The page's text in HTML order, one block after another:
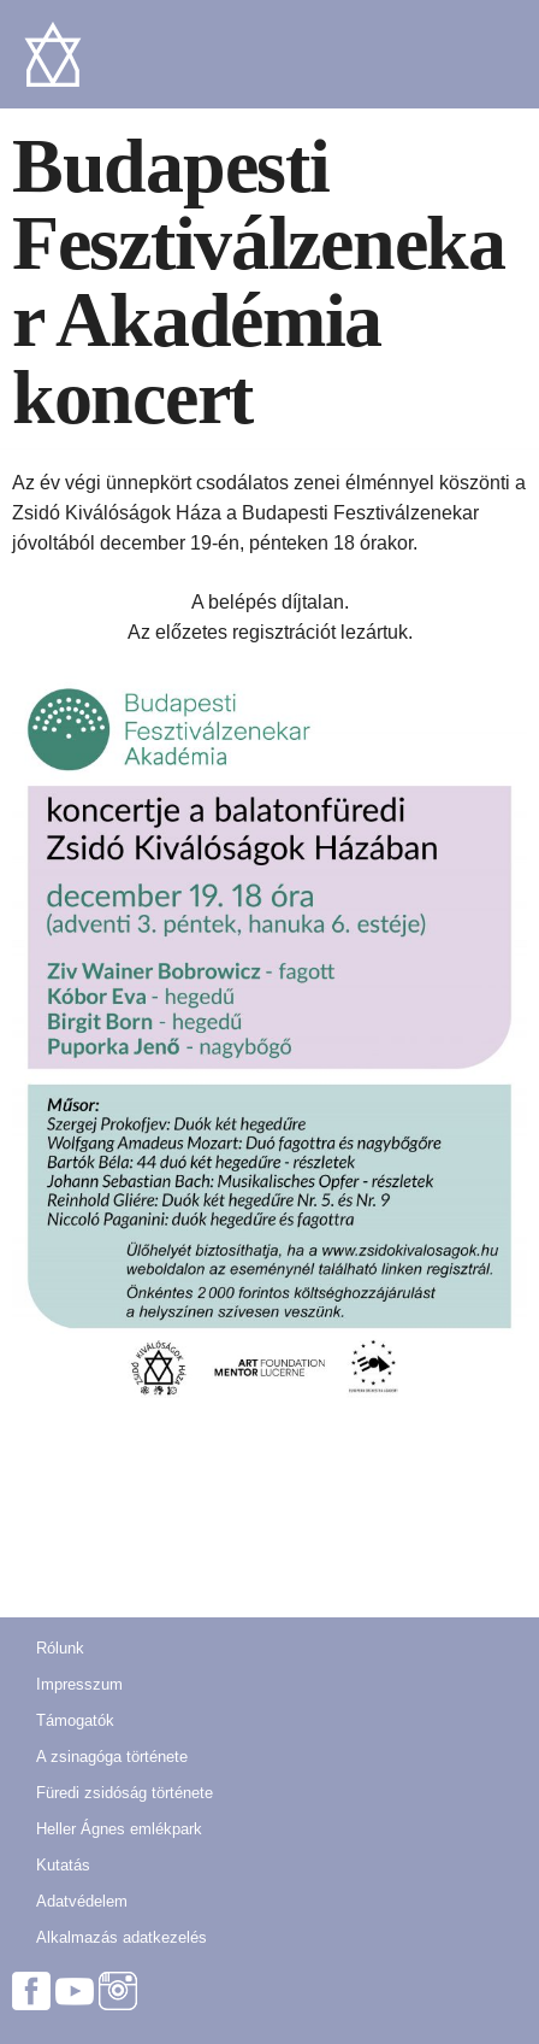
Budapesti
Fesztiválzeneka
r Akadémia
koncert
Az év végi ünnepkört csodálatos zenei élménnyel köszönti a
Zsidó Kiválóságok Háza a Budapesti Fesztiválzenekar
jóvoltából december 19-én, pénteken 18 órakor.
A belépés díjtalan.
Az előzetes regisztrációt lezártuk.
Rólunk
Impresszum
Támogatók
A zsinagóga története
Füredi zsidóság története
Heller Ágnes emlékpark
Kutatás
Adatvédelem
Alkalmazás adatkezelés